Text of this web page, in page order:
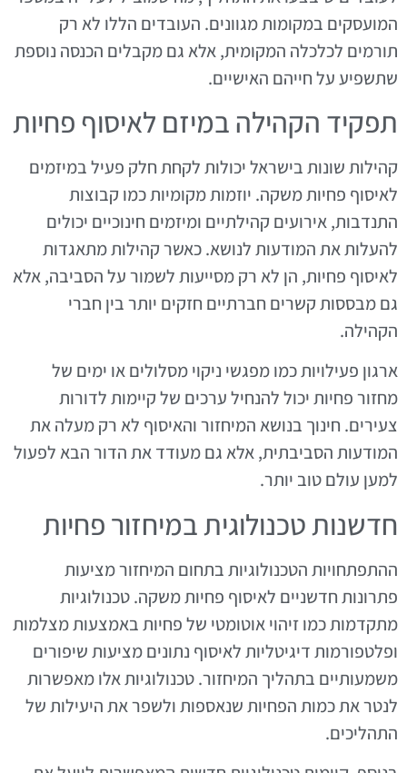
המועסקים במקומות מגוונים. העובדים הללו לא רק
תורמים לכלכלה המקומית, אלא גם מקבלים הכנסה נוספת
שתשפיע על חייהם האישיים.
תפקיד הקהילה במיזם לאיסוף פחיות
קהילות שונות בישראל יכולות לקחת חלק פעיל במיזמים
לאיסוף פחיות משקה. יוזמות מקומיות כמו קבוצות
התנדבות, אירועים קהילתיים ומיזמים חינוכיים יכולים
להעלות את המודעות לנושא. כאשר קהילות מתאגדות
לאיסוף פחיות, הן לא רק מסייעות לשמור על הסביבה, אלא
גם מבססות קשרים חברתיים חזקים יותר בין חברי
הקהילה.
ארגון פעילויות כמו מפגשי ניקוי מסלולים או ימים של
מחזור פחיות יכול להנחיל ערכים של קיימות לדורות
צעירים. חינוך בנושא המיחזור והאיסוף לא רק מעלה את
המודעות הסביבתית, אלא גם מעודד את הדור הבא לפעול
למען עולם טוב יותר.
חדשנות טכנולוגית במיחזור פחיות
ההתפתחויות הטכנולוגיות בתחום המיחזור מציעות
פתרונות חדשניים לאיסוף פחיות משקה. טכנולוגיות
מתקדמות כמו זיהוי אוטומטי של פחיות באמצעות מצלמות
ופלטפורמות דיגיטליות לאיסוף נתונים מציעות שיפורים
משמעותיים בתהליך המיחזור. טכנולוגיות אלו מאפשרות
לנטר את כמות הפחיות שנאספות ולשפר את היעילות של
התהליכים.